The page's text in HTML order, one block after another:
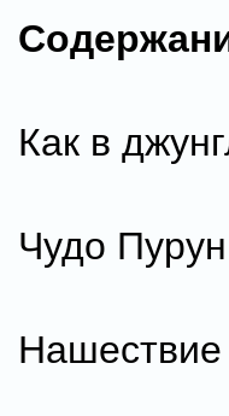
Как в
Чудо
Нашествие